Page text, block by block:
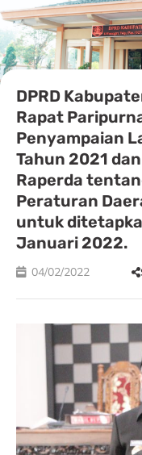
Skip
content
DPRD
Rapat
Penyampaian
Tahun 2021
Raperda
Peraturan
untuk
Januari 2022.
04/02/2022